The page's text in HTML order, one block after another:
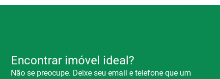
Encontrar imóvel ideal?
Não se preocupe. Deixe seu email e telefone que um